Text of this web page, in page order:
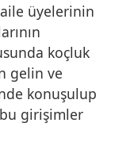
üyelerinin
koçluk
gelin ve
konuşulup
girişimler